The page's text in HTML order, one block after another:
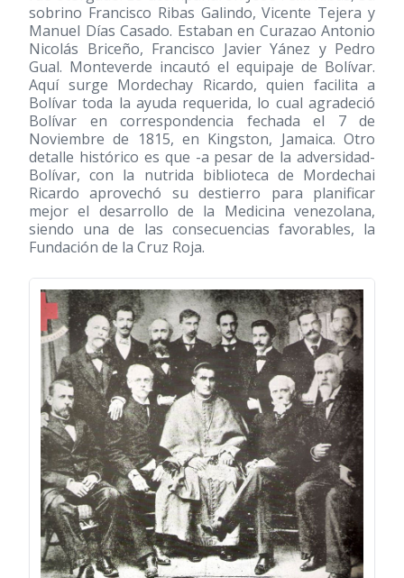
sobrino Francisco Ribas Galindo, Vicente Tejera y
Manuel Días Casado. Estaban en Curazao Antonio
Nicolás Briceño, Francisco Javier Yánez y Pedro
Gual. Monteverde incautó el equipaje de Bolívar.
Aquí surge Mordechay Ricardo, quien facilita a
Bolívar toda la ayuda requerida, lo cual agradeció
Bolívar en correspondencia fechada el 7 de
Noviembre de 1815, en Kingston, Jamaica. Otro
detalle histórico es que -a pesar de la adversidad-
Bolívar, con la nutrida biblioteca de Mordechai
Ricardo aprovechó su destierro para planificar
mejor el desarrollo de la Medicina venezolana,
siendo una de las consecuencias favorables, la
Fundación de la Cruz Roja.